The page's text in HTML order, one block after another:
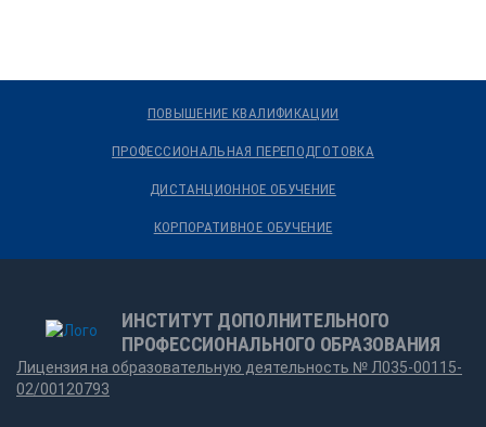
ПОВЫШЕНИЕ КВАЛИФИКАЦИИ
ПРОФЕССИОНАЛЬНАЯ ПЕРЕПОДГОТОВКА
ДИСТАНЦИОННОЕ ОБУЧЕНИЕ
КОРПОРАТИВНОЕ ОБУЧЕНИЕ
ИНСТИТУТ ДОПОЛНИТЕЛЬНОГО
ПРОФЕССИОНАЛЬНОГО ОБРАЗОВАНИЯ
Лицензия на образовательную деятельность № Л035-00115-
02/00120793